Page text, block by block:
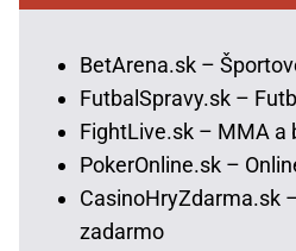
BetArena.sk –
FutbalSpravy.sk –
FightLive.sk – MMA a
PokerOnline.sk –
CasinoHryZdarma.sk
zadarmo